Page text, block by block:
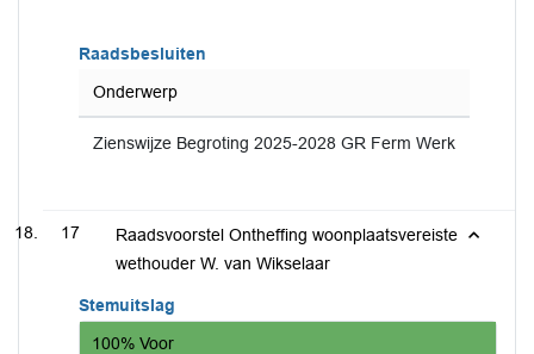
Raadsbesluiten
Onderwerp
Zienswijze Begroting 2025-2028 GR Ferm Werk
17
Raadsvoorstel Ontheffing woonplaatsvereiste
wethouder W. van Wikselaar
Stemuitslag
100% Voor